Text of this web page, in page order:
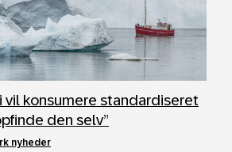
vil konsumere standardiseret
den selv”
nyheder